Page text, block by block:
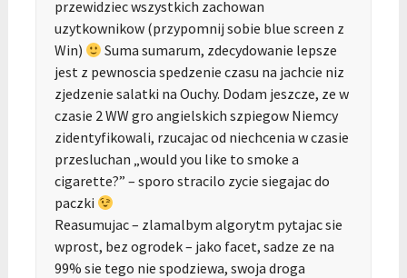
przewidziec wszystkich zachowan
uzytkownikow (przypomnij sobie blue screen z
Win)
Suma sumarum, zdecydowanie lepsze
jest z pewnoscia spedzenie czasu na jachcie niz
zjedzenie salatki na Ouchy. Dodam jeszcze, ze w
czasie 2 WW gro angielskich szpiegow Niemcy
zidentyfikowali, rzucajac od niechcenia w czasie
przesluchan „would you like to smoke a
cigarette?” – sporo stracilo zycie siegajac do
paczki
Reasumujac – zlamalbym algorytm pytajac sie
wprost, bez ogrodek – jako facet, sadze ze na
99% sie tego nie spodziewa, swoja droga